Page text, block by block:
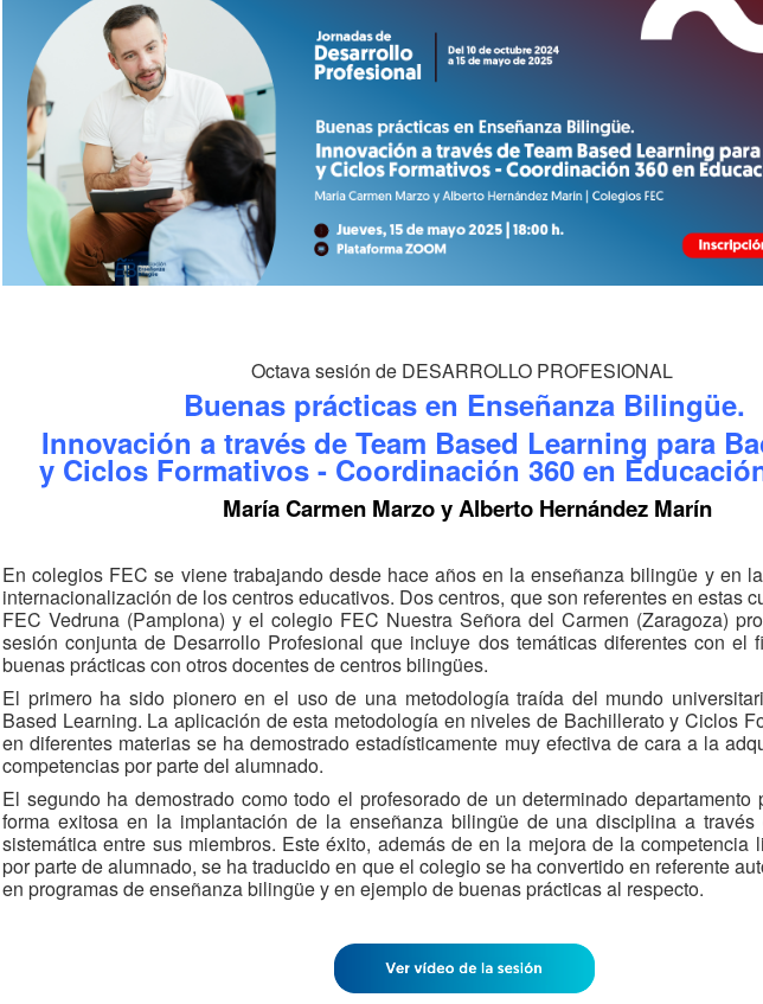
Octava sesión de DESARROLLO PROFESIONAL
Buenas prácticas en Enseñanza Bilingüe.
Innovación a través de Team Based Learning para
y Ciclos Formativos - Coordinación 360 en
María Carmen Marzo y Alberto Hernández Marín
En colegios FEC se viene trabajando desde hace años en la enseñanza bilingüe y en
internacionalización de los centros educativos. Dos centros, que son referentes en estas
FEC Vedruna (Pamplona) y el colegio FEC Nuestra Señora del Carmen (Zaragoza)
sesión conjunta de Desarrollo Profesional que incluye dos temáticas diferentes con el
buenas prácticas con otros docentes de centros bilingües.
El primero ha sido pionero en el uso de una metodología traída del mundo
Based Learning. La aplicación de esta metodología en niveles de Bachillerato y Ciclos
en diferentes materias se ha demostrado estadísticamente muy efectiva de cara a la
competencias por parte del alumnado.
El segundo ha demostrado como todo el profesorado de un determinado departamento
forma exitosa en la implantación de la enseñanza bilingüe de una disciplina a
sistemática entre sus miembros. Este éxito, además de en la mejora de la competencia
por parte de alumnado, se ha traducido en que el colegio se ha convertido en referente
en programas de enseñanza bilingüe y en ejemplo de buenas prácticas al respecto.